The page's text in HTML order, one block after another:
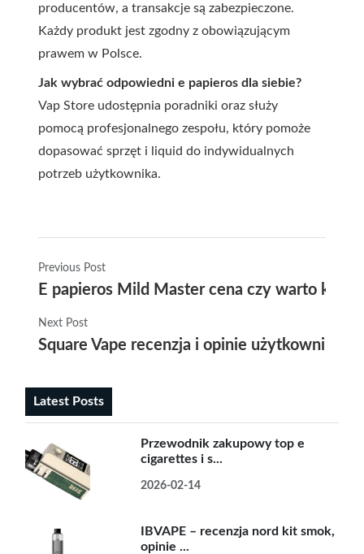
producentów, a transakcje są zabezpieczone.
Każdy produkt jest zgodny z obowiązującym
prawem w Polsce.
Jak wybrać odpowiedni e papieros dla siebie?
Vap Store udostępnia poradniki oraz służy
pomocą profesjonalnego zespołu, który pomoże
dopasować sprzęt i liquid do indywidualnych
potrzeb użytkownika.
Previous Post
E papieros Mild Master cena czy warto
Next Post
Square Vape recenzja i opinie
Latest Posts
Przewodnik zakupowy top e
cigarettes i s...
2026-02-14
IBVAPE – recenzja nord kit smok,
opinie ...